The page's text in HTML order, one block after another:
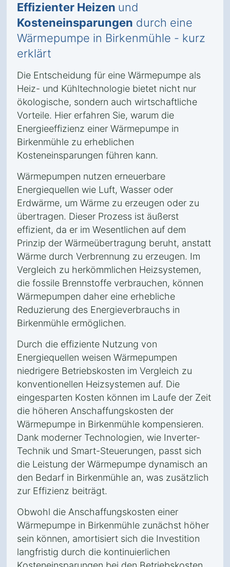
Effizienter Heizen und
Kosteneinsparungen durch eine
Wärmepumpe in Birkenmühle - kurz
erklärt
Die Entscheidung für eine Wärmepumpe als
Heiz- und Kühltechnologie bietet nicht nur
ökologische, sondern auch wirtschaftliche
Vorteile. Hier erfahren Sie, warum die
Energieeffizienz einer Wärmepumpe in
Birkenmühle zu erheblichen
Kosteneinsparungen führen kann.
Wärmepumpen nutzen erneuerbare
Energiequellen wie Luft, Wasser oder
Erdwärme, um Wärme zu erzeugen oder zu
übertragen. Dieser Prozess ist äußerst
effizient, da er im Wesentlichen auf dem
Prinzip der Wärmeübertragung beruht, anstatt
Wärme durch Verbrennung zu erzeugen. Im
Vergleich zu herkömmlichen Heizsystemen,
die fossile Brennstoffe verbrauchen, können
Wärmepumpen daher eine erhebliche
Reduzierung des Energieverbrauchs in
Birkenmühle ermöglichen.
Durch die effiziente Nutzung von
Energiequellen weisen Wärmepumpen
niedrigere Betriebskosten im Vergleich zu
konventionellen Heizsystemen auf. Die
eingesparten Kosten können im Laufe der Zeit
die höheren Anschaffungskosten der
Wärmepumpe in Birkenmühle kompensieren.
Dank moderner Technologien, wie Inverter-
Technik und Smart-Steuerungen, passt sich
die Leistung der Wärmepumpe dynamisch an
den Bedarf in Birkenmühle an, was zusätzlich
zur Effizienz beiträgt.
Obwohl die Anschaffungskosten einer
Wärmepumpe in Birkenmühle zunächst höher
sein können, amortisiert sich die Investition
langfristig durch die kontinuierlichen